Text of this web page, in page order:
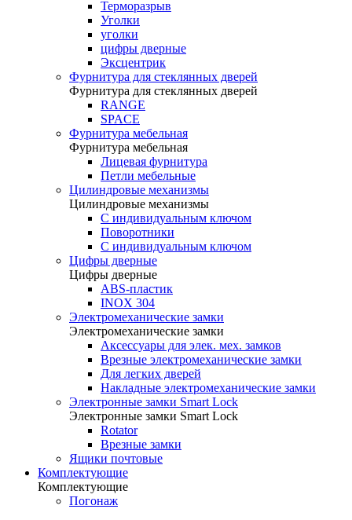
Терморазрыв
Уголки
уголки
цифры дверные
Эксцентрик
Фурнитура для стеклянных дверей
Фурнитура для стеклянных дверей
RANGE
SPACE
Фурнитура мебельная
Фурнитура мебельная
Лицевая фурнитура
Петли мебельные
Цилиндровые механизмы
Цилиндровые механизмы
C индивидуальным ключом
Поворотники
С индивидуальным ключом
Цифры дверные
Цифры дверные
ABS-пластик
INOX 304
Электромеханические замки
Электромеханические замки
Аксессуары для элек. мех. замков
Врезные электромеханические замки
Для легких дверей
Накладные электромеханические замки
Электронные замки Smart Lock
Электронные замки Smart Lock
Rotator
Врезные замки
Ящики почтовые
Комплектующие
Комплектующие
Погонаж